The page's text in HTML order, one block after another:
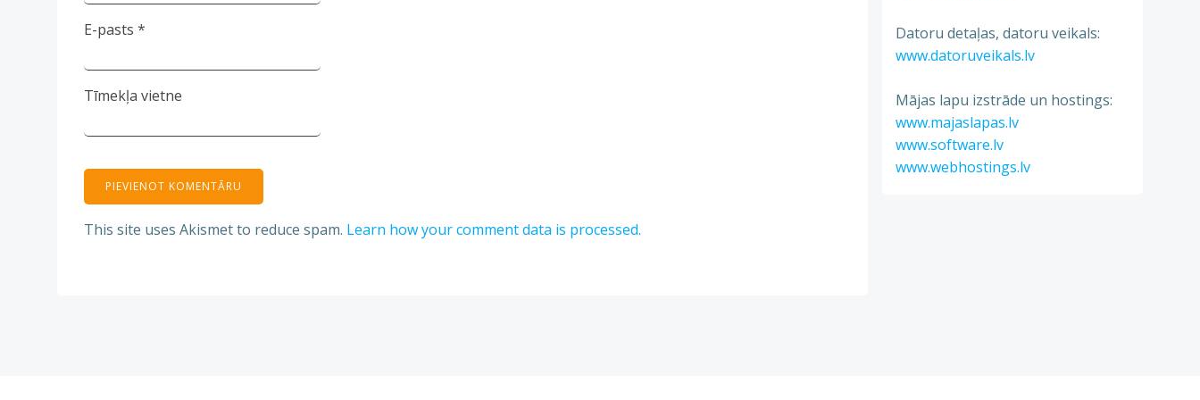
E-pasts *
Tīmekļa vietne
This site uses Akismet to reduce spam. Learn how your comment data is processed.
Datoru detaļas, datoru veikals:
www.datoruveikals.lv
Mājas lapu izstrāde un hostings:
www.majaslapas.lv
www.software.lv
www.webhostings.lv